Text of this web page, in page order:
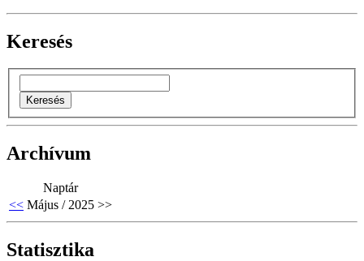
Keresés
Archívum
Naptár
<< Május / 2025 >>
Statisztika